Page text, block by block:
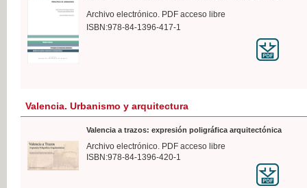
Archivo electrónico. PDF acceso libre
ISBN:978-84-1396-417-1
Valencia. Urbanismo y arquitectura
Valencia a trazos: expresión poligráfica arquitectónica
Archivo electrónico. PDF acceso libre
ISBN:978-84-1396-420-1